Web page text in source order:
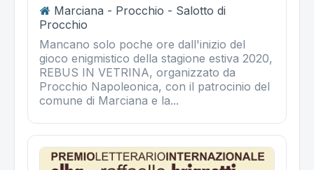
Marciana - Procchio - Salotto di
Procchio
Mancano solo poche ore dall'inizio del
gioco enigmistico della stagione estiva 2020,
REBUS IN VETRINA, organizzato da
Procchio Napoleonica, con il patrocinio del
comune di Marciana e la...